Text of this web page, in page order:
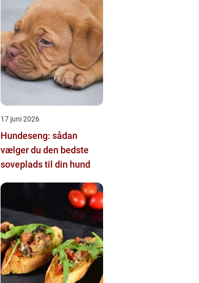
17 juni 2026
Hundeseng: sådan
vælger du den bedste
soveplads til din hund